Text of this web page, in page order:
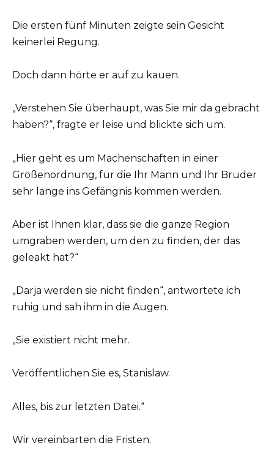
Die ersten fünf Minuten zeigte sein Gesicht
keinerlei Regung.
Doch dann hörte er auf zu kauen.
„Verstehen Sie überhaupt, was Sie mir da gebracht
haben?“, fragte er leise und blickte sich um.
„Hier geht es um Machenschaften in einer
Größenordnung, für die Ihr Mann und Ihr Bruder
sehr lange ins Gefängnis kommen werden.
Aber ist Ihnen klar, dass sie die ganze Region
umgraben werden, um den zu finden, der das
geleakt hat?“
„Darja werden sie nicht finden“, antwortete ich
ruhig und sah ihm in die Augen.
„Sie existiert nicht mehr.
Veröffentlichen Sie es, Stanislaw.
Alles, bis zur letzten Datei.“
Wir vereinbarten die Fristen.